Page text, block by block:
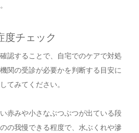
度チェック
認することで、自宅でのケアで対処
関の受診が必要かを判断する目安に
てみてください。
赤みや小さなぶつぶつが出ている段
の我慢できる程度で、水ぶくれや滲